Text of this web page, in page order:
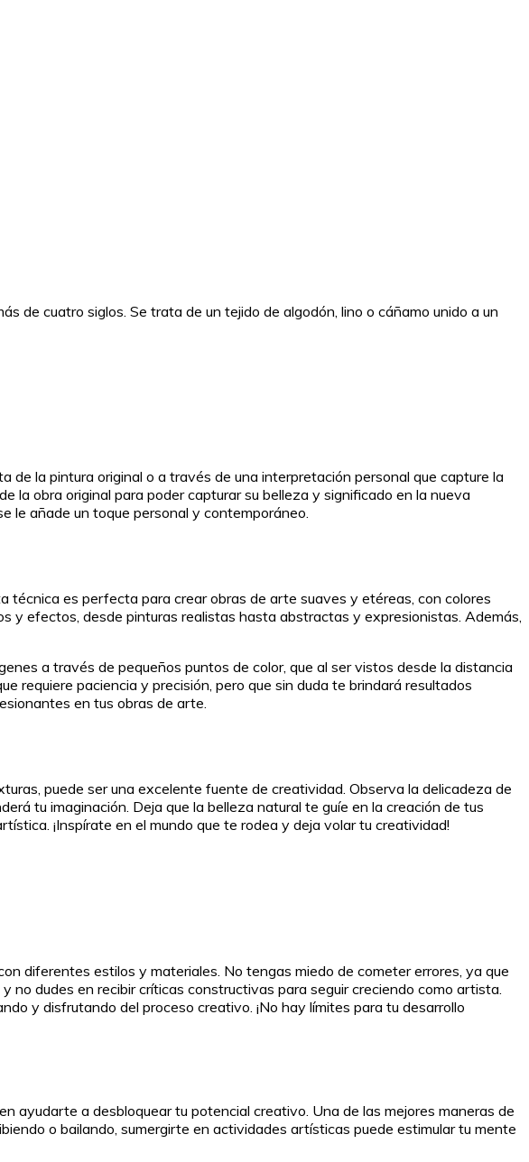
de cuatro siglos. Se trata de un tejido de algodón, lino o cáñamo unido a un
de la pintura original o a través de una interpretación personal que capture la
la obra original para poder capturar su belleza y significado en la nueva
le añade un toque personal y contemporáneo.
técnica es perfecta para crear obras de arte suaves y etéreas, con colores
y efectos, desde pinturas realistas hasta abstractas y expresionistas. Además,
a través de pequeños puntos de color, que al ser vistos desde la distancia
requiere paciencia y precisión, pero que sin duda te brindará resultados
en tus obras de arte.
puede ser una excelente fuente de creatividad. Observa la delicadeza de
tu imaginación. Deja que la belleza natural te guíe en la creación de tus
¡Inspírate en el mundo que te rodea y deja volar tu creatividad!
diferentes estilos y materiales. No tengas miedo de cometer errores, ya que
dudes en recibir críticas constructivas para seguir creciendo como artista.
y disfrutando del proceso creativo. ¡No hay límites para tu desarrollo
ayudarte a desbloquear tu potencial creativo. Una de las mejores maneras de
o bailando, sumergirte en actividades artísticas puede estimular tu mente